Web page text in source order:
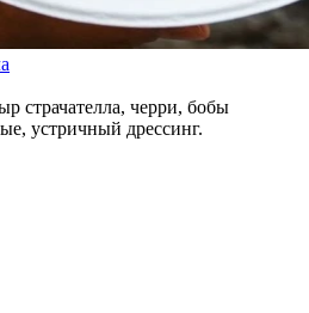
страчателла, черри, бобы
устричный дрессинг.